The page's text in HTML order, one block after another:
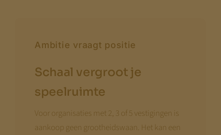
Ambitie vraagt positie
Schaal vergroot je
speelruimte
Voor organisaties met 2, 3 of 5 vestigingen is
aankoop geen grootheidswaan. Het kan een